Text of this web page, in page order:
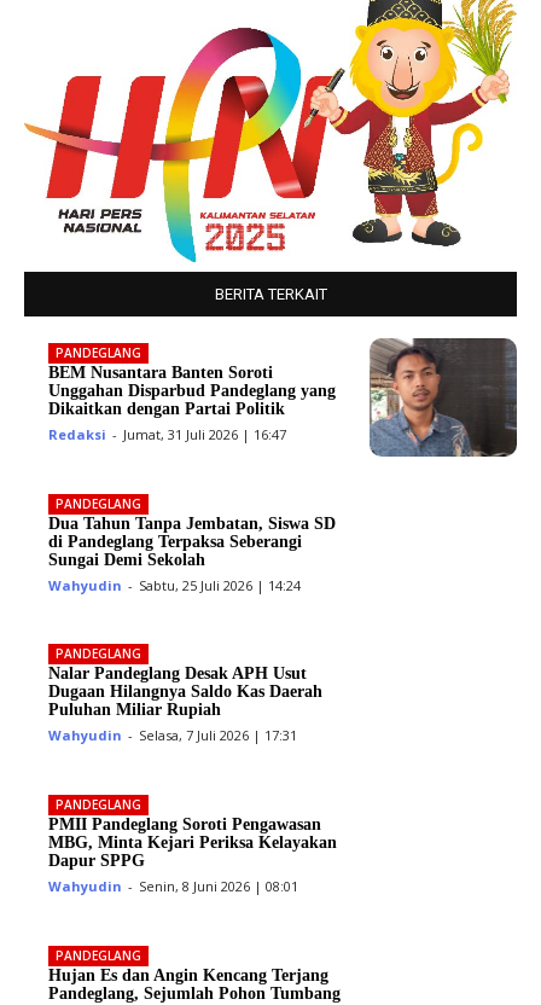
BERITA TERKAIT
PANDEGLANG
BEM Nusantara Banten Soroti
Unggahan Disparbud Pandeglang yang
Dikaitkan dengan Partai Politik
Redaksi - Jumat, 31 Juli 2026 | 16:47
PANDEGLANG
Dua Tahun Tanpa Jembatan, Siswa SD
di Pandeglang Terpaksa Seberangi
Sungai Demi Sekolah
Wahyudin - Sabtu, 25 Juli 2026 | 14:24
PANDEGLANG
Nalar Pandeglang Desak APH Usut
Dugaan Hilangnya Saldo Kas Daerah
Puluhan Miliar Rupiah
Wahyudin - Selasa, 7 Juli 2026 | 17:31
PANDEGLANG
PMII Pandeglang Soroti Pengawasan
MBG, Minta Kejari Periksa Kelayakan
Dapur SPPG
Wahyudin - Senin, 8 Juni 2026 | 08:01
PANDEGLANG
Hujan Es dan Angin Kencang Terjang
Pandeglang, Sejumlah Pohon Tumbang